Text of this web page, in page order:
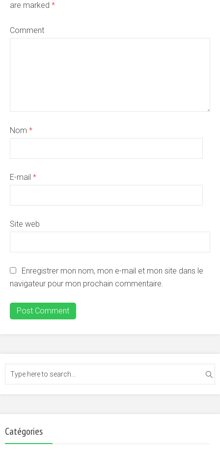
are marked *
Comment
Nom *
E-mail *
Site web
Enregistrer mon nom, mon e-mail et mon site dans le
navigateur pour mon prochain commentaire.
Catégories